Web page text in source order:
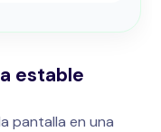
estable
pantalla en una